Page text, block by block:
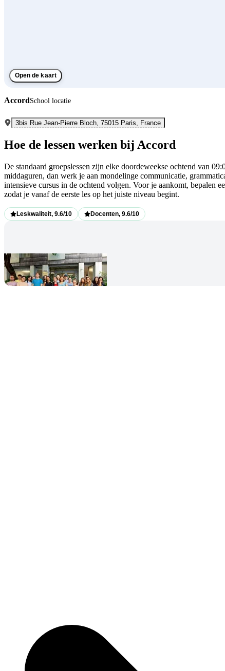
Open de kaart
AccordSchool locatie
3bis Rue Jean-Pierre Bloch, 75015 Paris, France
Hoe de lessen werken bij Accord
De standaard groepslessen zijn elke doordeweekse ochtend van
middaguren, dan werk je aan mondelinge communicatie,
intensieve cursus in de ochtend volgen. Voor je aankomt, bepalen
zodat je vanaf de eerste les op het juiste niveau begint.
Leskwaliteit, 9.6/10 Docenten, 9.6/10